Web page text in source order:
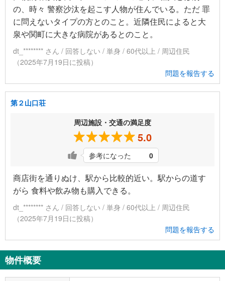
の、時々 警察沙汰を起こす人物が住んでいる。ただ 罪
に問えないタイプの方とのこと。近隣住民によると大
泉や関町に大きな病院があるとのこと。
dt_******** さん / 回答しない / 単身 / 60代以上 / 周辺住民
（2025年7月19日に投稿）
問題を報告する
第２山口荘
周辺施設・交通の満足度
5.0
参考になった 0
商店街を通りぬけ、駅から比較的近い。駅からの道す
がら 食料や飲み物も購入できる。
dt_******** さん / 回答しない / 単身 / 60代以上 / 周辺住民
（2025年7月19日に投稿）
問題を報告する
物件概要